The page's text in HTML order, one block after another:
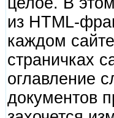
из HTML-
каждом
страничках
оглавление
документов